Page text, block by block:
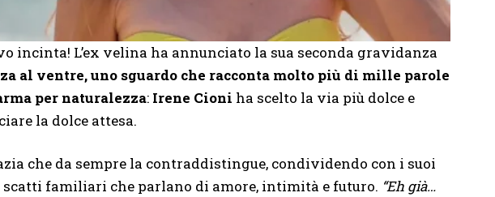
incinta! L’ex velina ha annunciato la sua seconda gravidanza
al ventre, uno sguardo che racconta molto più di mille parole
per naturalezza: Irene Cioni ha scelto la via più dolce e
la dolce attesa.
che da sempre la contraddistingue, condividendo con i suoi
familiari che parlano di amore, intimità e futuro. “Eh già…